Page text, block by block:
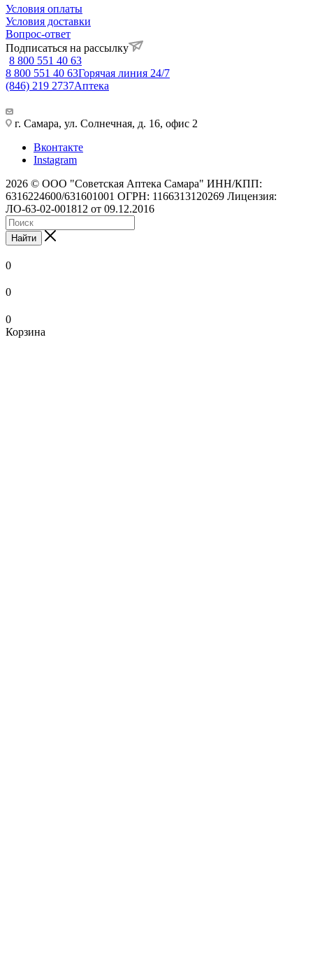
Условия оплаты
Условия доставки
Вопрос-ответ
Подписаться на рассылку
8 800 551 40 63
8 800 551 40 63Горячая линия 24/7
(846) 219 2737Аптека
г. Самара, ул. Солнечная, д. 16, офис 2
Вконтакте
Instagram
2026 © ООО "Советская Аптека Самара" ИНН/КПП:
6316224600/631601001 ОГРН: 1166313120269 Лицензия:
ЛО-63-02-001812 от 09.12.2016
Найти
0
0
0
Корзина